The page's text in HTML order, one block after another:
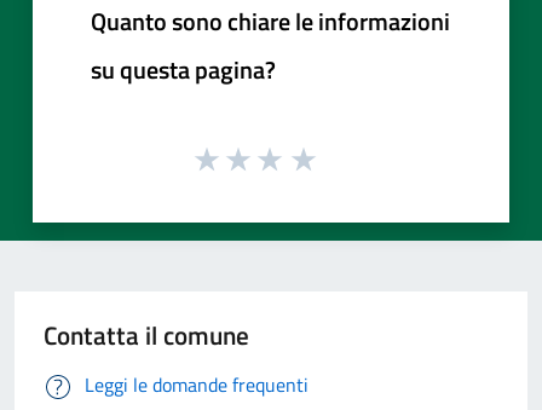
Quanto sono chiare le informazioni
su questa pagina?
Contatta il comune
Leggi le domande frequenti